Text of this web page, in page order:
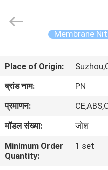
उत्पादों
हमारे
में
Technology
Co.,Ltd.
Membrane
Place of Origin:
ब्रांड नाम:
PN
प्रमाणन:
मॉडल संख्या:
जोश
Minimum Order
Quantity:
1 set